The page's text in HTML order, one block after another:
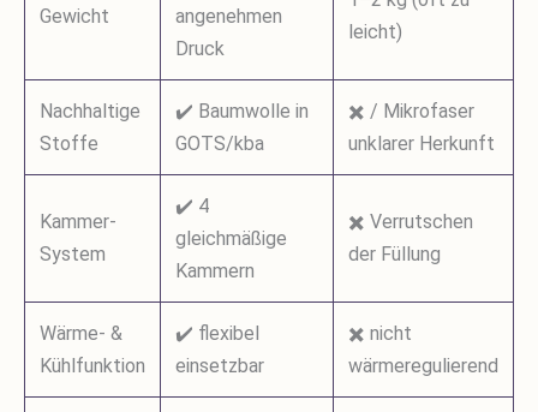
Gewicht
angenehmen
Druck
leicht)
Nachhaltige
Stoffe
✔️ Baumwolle in
GOTS/kba
✖️ / Mikrofaser
unklarer Herkunft
Kammer-
System
✔️ 4
gleichmäßige
Kammern
✖️ Verrutschen
der Füllung
Wärme- &
Kühlfunktion
✔️ flexibel
einsetzbar
✖️ nicht
wärmeregulierend